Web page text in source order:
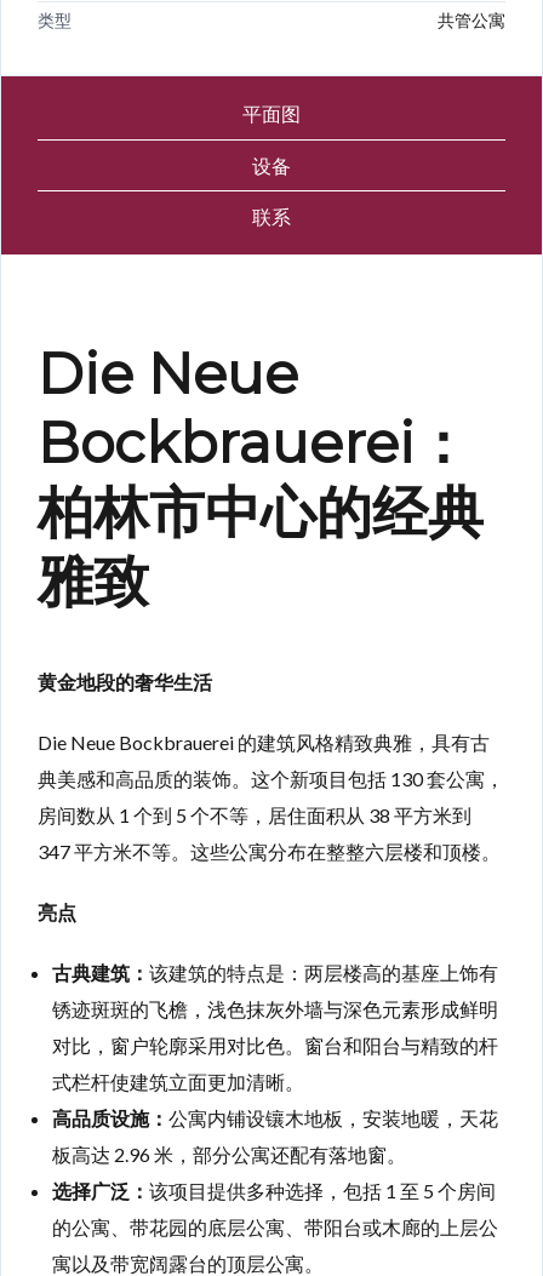
类型
共管公寓
平面图
设备
联系
Die Neue
Bockbrauerei：
柏林市中心的经典
雅致
黄金地段的奢华生活
Die Neue Bockbrauerei 的建筑风格精致典雅，具有古
典美感和高品质的装饰。这个新项目包括 130 套公寓，
房间数从 1 个到 5 个不等，居住面积从 38 平方米到
347 平方米不等。这些公寓分布在整整六层楼和顶楼。
亮点
古典建筑： 该建筑的特点是：两层楼高的基座上饰有
锈迹斑斑的飞檐，浅色抹灰外墙与深色元素形成鲜明
对比，窗户轮廓采用对比色。窗台和阳台与精致的杆
式栏杆使建筑立面更加清晰。
高品质设施： 公寓内铺设镶木地板，安装地暖，天花
板高达 2.96 米，部分公寓还配有落地窗。
选择广泛： 该项目提供多种选择，包括 1 至 5 个房间
的公寓、带花园的底层公寓、带阳台或木廊的上层公
寓以及带宽阔露台的顶层公寓。